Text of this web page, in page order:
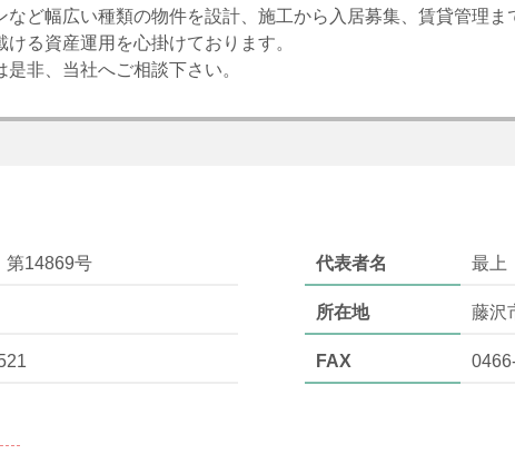
など幅広い種類の物件を設計、施工から入居募集、賃貸管理
る資産運用を心掛けております。
非、当社へご相談下さい。
第14869号 代表者名 最
所在地 藤沢
FAX